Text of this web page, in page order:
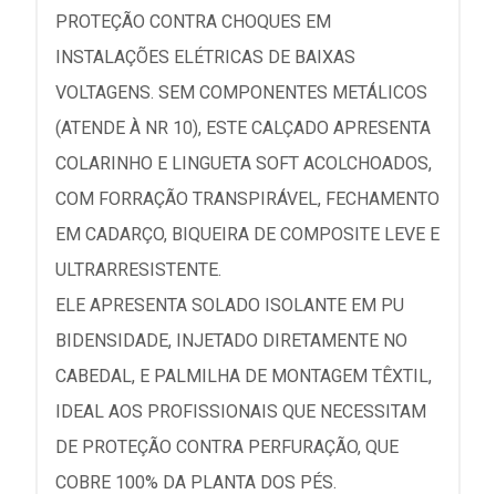
PROTEÇÃO CONTRA CHOQUES EM
INSTALAÇÕES ELÉTRICAS DE BAIXAS
VOLTAGENS. SEM COMPONENTES METÁLICOS
(ATENDE À NR 10), ESTE CALÇADO APRESENTA
COLARINHO E LINGUETA SOFT ACOLCHOADOS,
COM FORRAÇÃO TRANSPIRÁVEL, FECHAMENTO
EM CADARÇO, BIQUEIRA DE COMPOSITE LEVE E
ULTRARRESISTENTE.
ELE APRESENTA SOLADO ISOLANTE EM PU
BIDENSIDADE, INJETADO DIRETAMENTE NO
CABEDAL, E PALMILHA DE MONTAGEM TÊXTIL,
IDEAL AOS PROFISSIONAIS QUE NECESSITAM
DE PROTEÇÃO CONTRA PERFURAÇÃO, QUE
COBRE 100% DA PLANTA DOS PÉS.